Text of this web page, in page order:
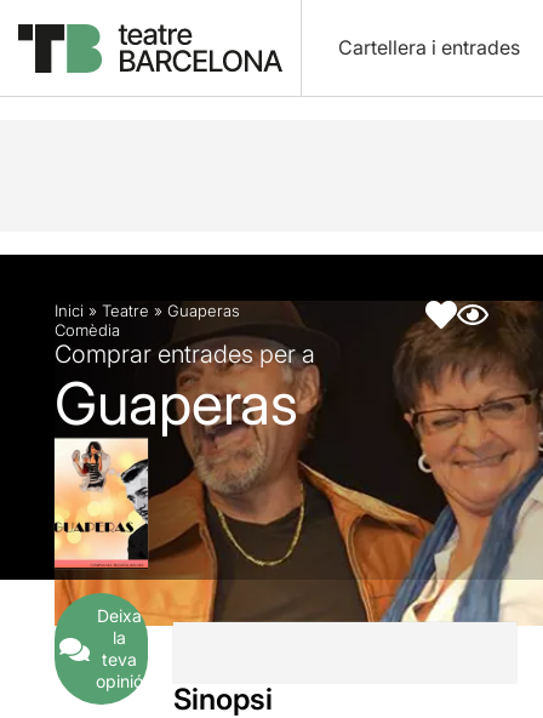
Cartellera i entrades
Descripció Fitxa artística
Inici » Teatre » Guaperas
Comèdia
Comprar entrades per a
Guaperas
Deixa
la
teva
opinió
Sinopsi